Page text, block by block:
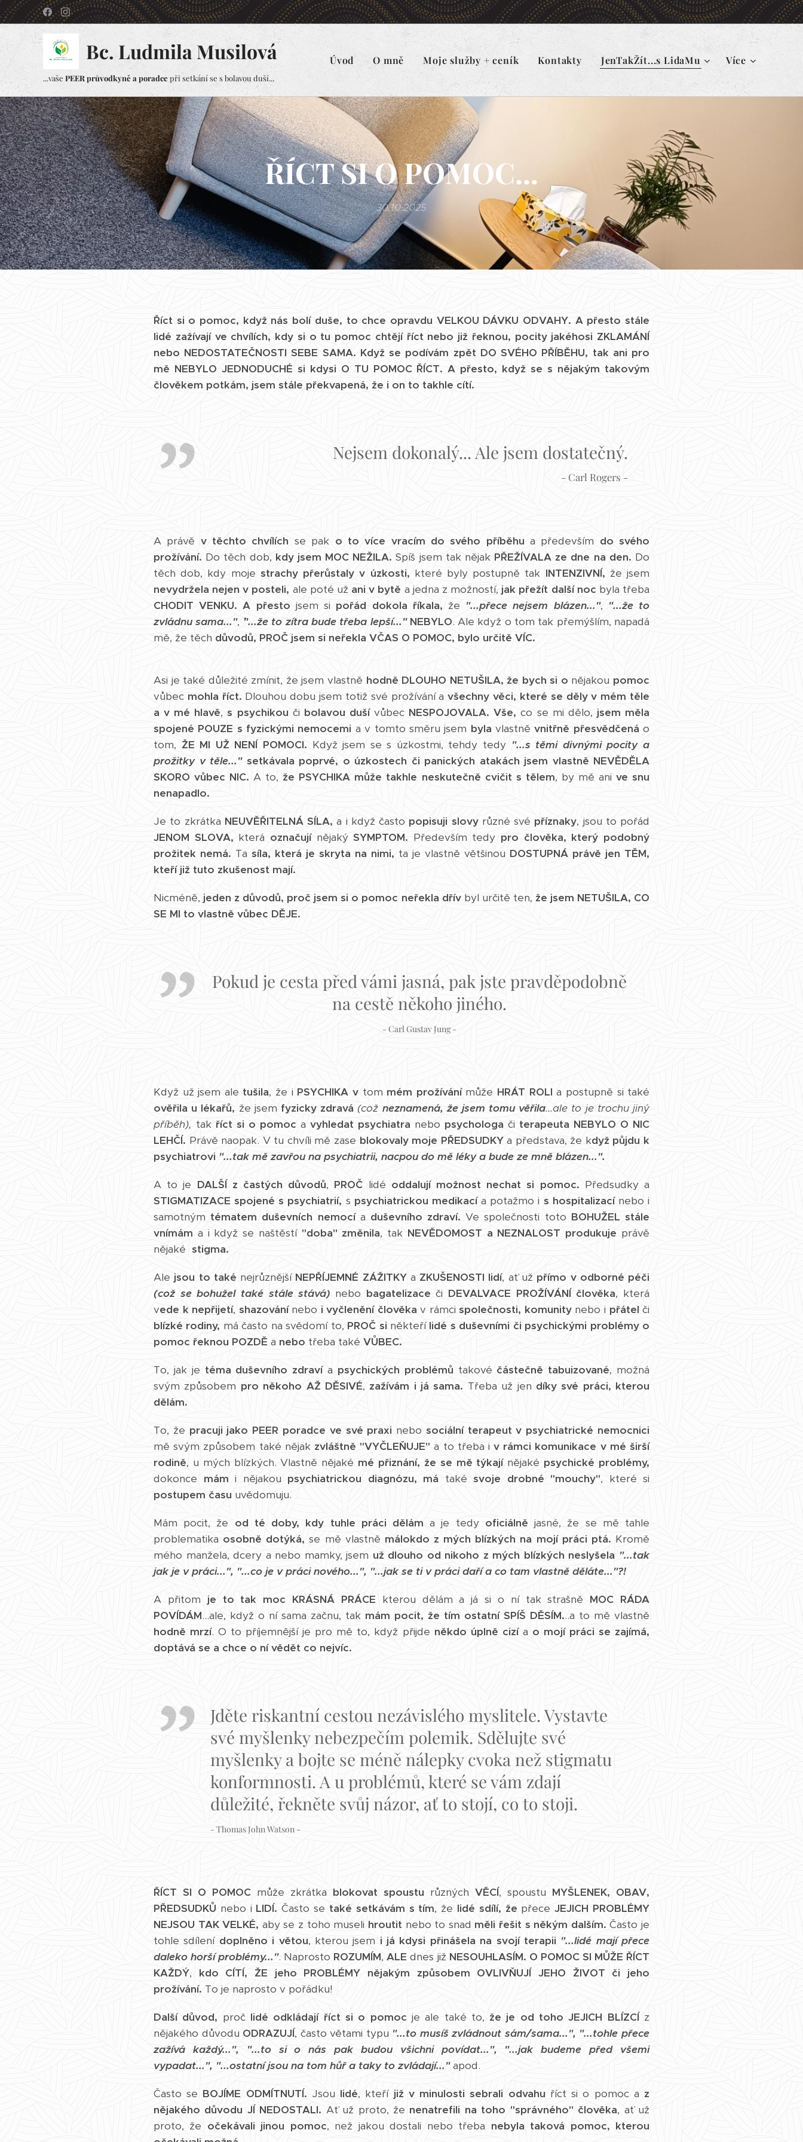
Bc. Ludmila Musilová
...vaše PEER průvodkyně a poradce při setkání se s bolavou duší...
Úvod O mně Moje služby + ceník Kontakty JenTakŽít...s LidaMu Více
ŘÍCT SI O POMOC...
30.10.2025
Říct si o pomoc, když nás bolí duše, to chce opravdu VELKOU DÁVKU ODVAHY. A přesto stále
lidé zažívají ve chvílích, kdy si o tu pomoc chtějí říct nebo již řeknou, pocity jakéhosi ZKLAMÁNÍ
nebo NEDOSTATEČNOSTI SEBE SAMA. Když se podívám zpět DO SVÉHO PŘÍBĚHU, tak ani pro
mě NEBYLO JEDNODUCHÉ si kdysi O TU POMOC ŘÍCT. A přesto, když se s nějakým takovým
člověkem potkám, jsem stále překvapená, že i on to takhle cítí.
Nejsem dokonalý... Ale jsem dostatečný.
- Carl Rogers -
A právě v těchto chvílích se pak o to více vracím do svého příběhu a především do svého
prožívání. Do těch dob, kdy jsem MOC NEŽILA. Spíš jsem tak nějak PŘEŽÍVALA ze dne na den. Do
těch dob, kdy moje strachy přerůstaly v úzkosti, které byly postupně tak INTENZIVNÍ, že jsem
nevydržela nejen v posteli, ale poté už ani v bytě a jedna z možností, jak přežít další noc byla třeba
CHODIT VENKU. A přesto jsem si pořád dokola říkala, že "...přece nejsem blázen...", "...že to
zvládnu sama...", ˇ "...že to zítra bude třeba lepší..." NEBYLO. Ale když o tom tak přemýšlím, napadá
mě, že těch důvodů, PROČ jsem si neřekla VČAS O POMOC, bylo určitě VÍC.
Asi je také důležité zmínit, že jsem vlastně hodně DLOUHO NETUŠILA, že bych si o nějakou pomoc
vůbec mohla říct. Dlouhou dobu jsem totiž své prožívání avšechny věci, které se děly v mém těle
a v mé hlavě,s psychikou či bolavou dušívůbec NESPOJOVALA.Vše, co se mi dělo, jsem měla
spojené POUZE s fyzickými nemocemi a v tomto směru jsem byla vlastněvnitřně přesvědčená o
tom, ŽE MI UŽ NENÍ POMOCI. Když jsem se s úzkostmi, tehdy tedy "...s těmi divnými pocity a
prožitky v těle..." setkávala poprvé, o úzkostech či panických atakách jsem vlastně NEVĚDĚLA
SKORO vůbec NIC. A to, že PSYCHIKA může takhle neskutečně cvičit s tělem, by mě ani ve snu
nenapadlo.
Je to zkrátka NEUVĚŘITELNÁ SÍLA, a i když často popisuji slovy různé své příznaky, jsou to pořád
JENOM SLOVA, která označujínějakýSYMPTOM. Především tedy pro člověka, který podobný
prožitek nemá. Ta síla, která je skryta na nimi, ta je vlastně většinou DOSTUPNÁ právě jen TĚM,
kteří již tuto zkušenost mají.
Nicméně, jeden z důvodů, proč jsem si o pomoc neřekla dřívbyl určitě ten, že jsem NETUŠILA, CO
SE MI to vlastně vůbec DĚJE.
Pokud je cesta před vámi jasná, pak jste pravděpodobně
na cestě někoho jiného.
- Carl Gustav Jung -
Když už jsem ale tušila, že iPSYCHIKA v tom mém prožívánímůže HRÁT ROLI a postupně si také
ověřila u lékařů, že jsem fyzicky zdravá (což neznamená, že jsem tomu věřila...ale to je trochu jiný
příběh), tak říct si o pomoc a vyhledat psychiatra nebo psychologa či terapeuta NEBYLO O NIC
LEHČÍ. Právě naopak. V tu chvíli mě zase blokovaly moje PŘEDSUDKYa představa, že když půjdu k
psychiatrovi "...tak mě zavřou na psychiatrii, nacpou do mě léky a bude ze mně blázen...".
A to je DALŠÍz častých důvodů, PROČ lidé oddalují možnost nechat si pomoc. Předsudky a
STIGMATIZACE spojené s psychiatrií, s psychiatrickou medikacía potažmo i s hospitalizacínebo i
samotným tématem duševních nemocía duševního zdraví.Ve společnosti toto BOHUŽEL stále
vnímám a i když se naštěstí "doba" změnila, tak NEVĚDOMOST a NEZNALOST produkuje právě
nějaké stigma.
Ale jsou to také nejrůznější NEPŘÍJEMNÉ ZÁŽITKYa ZKUŠENOSTI lidí, ať už přímo v odborné péči
(což se bohužel také stále stává) nebo bagatelizace či DEVALVACE PROŽÍVÁNÍ člověka, která
vede k nepřijetí, shazovánínebo i vyčlenění člověkav rámcispolečnosti, komunitynebo i přátelči
blízké rodiny, má často na svědomí to, PROČ siněkteří lidé s duševními či psychickými problémy o
pomoc řeknou POZDĚ a nebo třeba také VŮBEC.
To, jak je téma duševního zdravía psychických problémů takové částečně tabuizované, možná
svým způsobem pro někoho AŽ DĚSIVÉ, zažívám i já sama. Třeba už jen díky své práci, kterou
dělám.
To, že pracuji jako PEER poradce ve své praxi nebo sociální terapeut v psychiatrické nemocnici
mě svým způsobem také nějak zvláštně "VYČLEŇUJE"a to třeba iv rámci komunikace v mé širší
rodině, u mých blízkých. Vlastně nějaké mé přiznání, že se mě týkají nějaké psychické problémy,
dokonce mám i nějakou psychiatrickou diagnózu, má také svoje drobné "mouchy", které si
postupem času uvědomuju.
Mám pocit, že od té doby, kdy tuhle práci dělám a je tedy oficiálně jasné, že se mě tahle
problematika osobně dotýká,se mě vlastně málokdo z mých blízkých na mojí práci ptá. Kromě
mého manžela, dcery a nebo mamky, jsem už dlouho od nikoho z mých blízkých neslyšela "...tak
jak je v práci...", "...co je v práci nového...", "...jak se ti v práci daří a co tam vlastně děláte..."?!
A přitom je to tak moc KRÁSNÁ PRÁCE kterou dělám a já si o ní tak strašně MOC RÁDA
POVÍDÁM...ale, když o ní sama začnu, tak mám pocit, že tím ostatní SPÍŠ DĚSÍM...a to mě vlastně
hodně mrzí. O to příjemnější je pro mě to, když přijde někdo úplně cizía o mojí práci se zajímá,
doptává se a chce o ní vědět co nejvíc.
Jděte riskantní cestou nezávislého myslitele. Vystavte
své myšlenky nebezpečím polemik. Sdělujte své
myšlenky a bojte se méně nálepky cvoka než stigmatu
konformnosti. A u problémů, které se vám zdají
důležité, řekněte svůj názor, ať to stojí, co to stoji.
- Thomas John Watson -
ŘÍCT SI O POMOC může zkrátka blokovat spoustu různých VĚCÍ, spoustu MYŠLENEK, OBAV,
PŘEDSUDKŮ nebo i LIDÍ. Často se také setkávám s tím, že lidé sdílí, že přeceJEJICH PROBLÉMY
NEJSOU TAK VELKÉ, aby se z toho museli hroutit nebo to snad měli řešit s někým dalším. Často je
tohle sdílení doplněno i větou, kterou jsem i já kdysi přinášela na svojí terapii "...lidé mají přece
daleko horší problémy...". Naprosto ROZUMÍM,ALE dnes již NESOUHLASÍM. O POMOC SI MŮŽE ŘÍCT
KAŽDÝ, kdo CÍTÍ, ŽE jeho PROBLÉMY nějakým způsobem OVLIVŇUJÍ JEHO ŽIVOT či jeho
prožívání. To je naprosto v pořádku!
Další důvod, proč lidé odkládají říct si o pomoc je ale také to, že je od toho JEJICH BLÍZCÍz
nějakého důvodu ODRAZUJÍ, často větami typu "...to musíš zvládnout sám/sama...", "...tohle přece
zažívá každý...", "...to si o nás pak budou všichni povídat...", "...jak budeme před všemi
vypadat...", "...ostatní jsou na tom hůř a taky to zvládají..."apod.
Často se BOJÍME ODMÍTNUTÍ. Jsou lidé, kteří již v minulosti sebrali odvahuříct si o pomoc a z
nějakého důvodu JÍ NEDOSTALI. Ať už proto, že nenatrefili na toho "správného" člověka, ať už
proto, že očekávali jinou pomoc, než jakou dostali nebo třeba nebyla taková pomoc, kterou